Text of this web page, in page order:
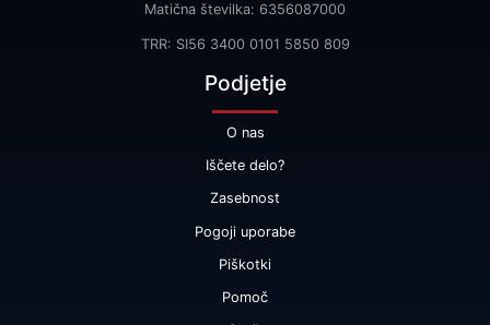
Matična številka: 6356087000
TRR: SI56 3400 0101 5850 809
Podjetje
O nas
Iščete delo?
Zasebnost
Pogoji uporabe
Piškotki
Pomoč